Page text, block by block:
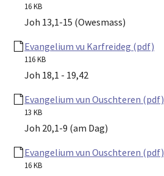
16 KB
Joh 13,1-15 (Owesmass)
Evangelium vu Karfreideg (pdf)
116 KB
Joh 18,1 - 19,42
Evangelium vun Ouschteren (pdf)
13 KB
Joh 20,1-9 (am Dag)
Evangelium vun Ouschteren (pdf)
16 KB